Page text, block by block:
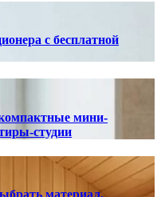
с бесплатной
мини-
студии
материал,